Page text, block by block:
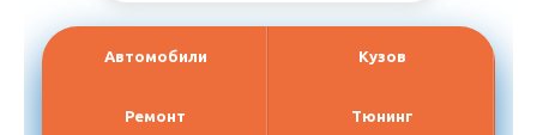
Автомобили Кузов
Ремонт Тюнинг